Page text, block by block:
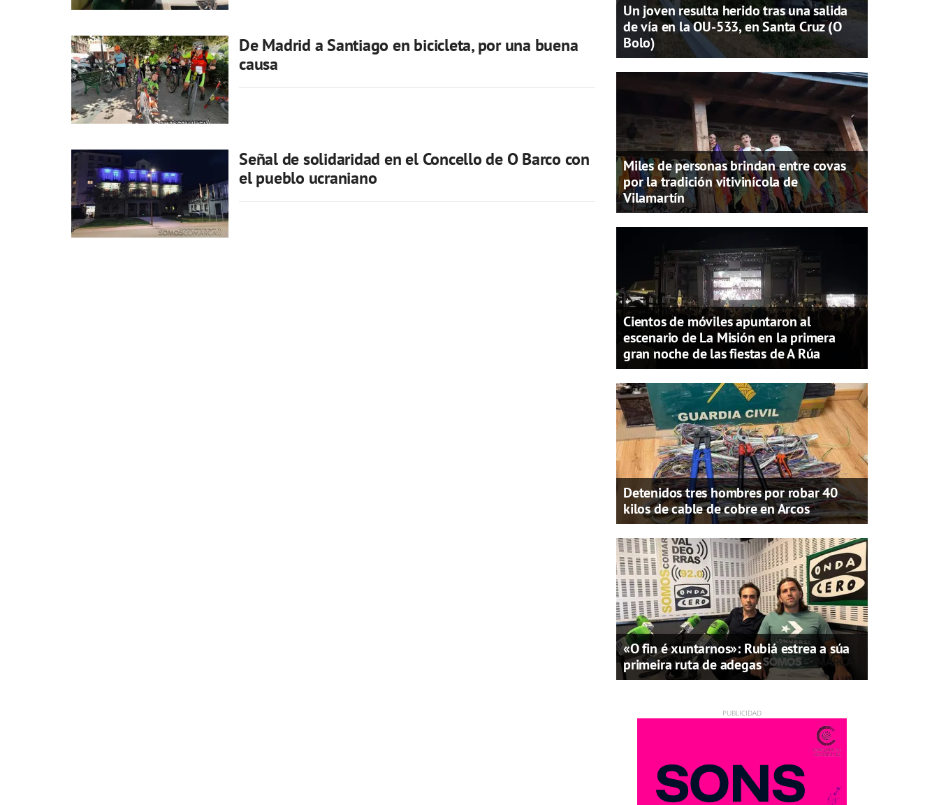
De Madrid a Santiago en bicicleta, por una buena
causa
Señal de solidaridad en el Concello de O Barco con
el pueblo ucraniano
Un joven resulta herido tras una salida
de vía en la OU-533, en Santa Cruz (O
Bolo)
Miles de personas brindan entre covas
por la tradición vitivinícola de
Vilamartín
Cientos de móviles apuntaron al
escenario de La Misión en la primera
gran noche de las fiestas de A Rúa
Detenidos tres hombres por robar 40
kilos de cable de cobre en Arcos
«O fin é xuntarnos»: Rubiá estrea a súa
primeira ruta de adegas